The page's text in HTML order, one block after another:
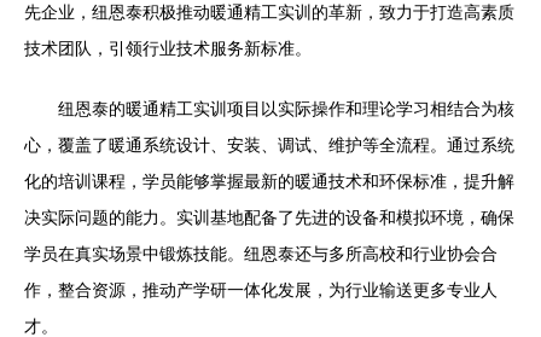
先企业，纽恩泰积极推动暖通精工实训的革新，致力于打造高素质
技术团队，引领行业技术服务新标准。
纽恩泰的暖通精工实训项目以实际操作和理论学习相结合为核
心，覆盖了暖通系统设计、安装、调试、维护等全流程。通过系统
化的培训课程，学员能够掌握最新的暖通技术和环保标准，提升解
决实际问题的能力。实训基地配备了先进的设备和模拟环境，确保
学员在真实场景中锻炼技能。纽恩泰还与多所高校和行业协会合
作，整合资源，推动产学研一体化发展，为行业输送更多专业人
才。